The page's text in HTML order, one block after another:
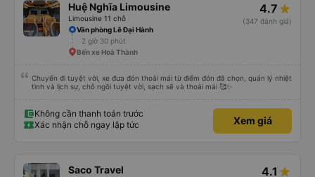
Huệ Nghĩa Limousine
Limousine 11 chỗ
4.7
(347 đánh giá)
Văn phòng Lê Đại Hành
2 giờ 30 phút
Bến xe Hoà Thành
Chuyến đi tuyệt vời, xe đưa đón thoải mái từ điểm đón đã chọn, quản lý nhiệt
tình và lịch sự, chỗ ngồi tuyệt vời, sạch sẽ và thoải mái 🥰✨
Không cần thanh toán trước
Xác nhận chỗ ngay lập tức
Xem giá
Saco Travel 4.1